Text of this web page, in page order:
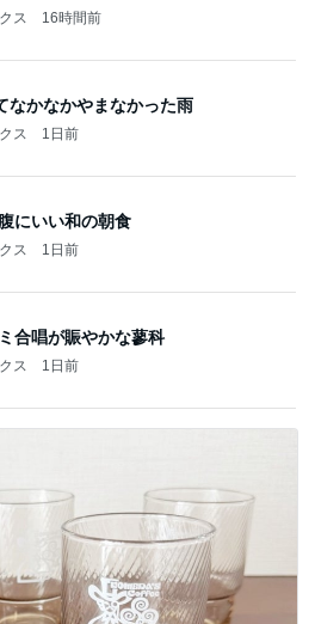
ス 16時間前
なかなかやまなかった雨
ス 1日前
にいい和の朝食
ス 1日前
合唱が賑やかな蓼科
ス 1日前